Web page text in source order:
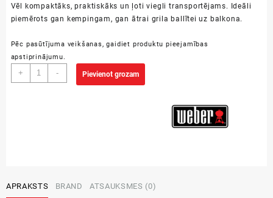
Vēl kompaktāks, praktiskāks un ļoti viegli transportējams. Ideāli
piemērots gan kempingam, gan ātrai grila ballītei uz balkona.
Pēc pasūtījuma veikšanas, gaidiet produktu pieejamības
apstiprinājumu.
+
Weber
Traveler
- Pievienot grozam
APRAKSTS BRAND ATSAUKSMES (0)